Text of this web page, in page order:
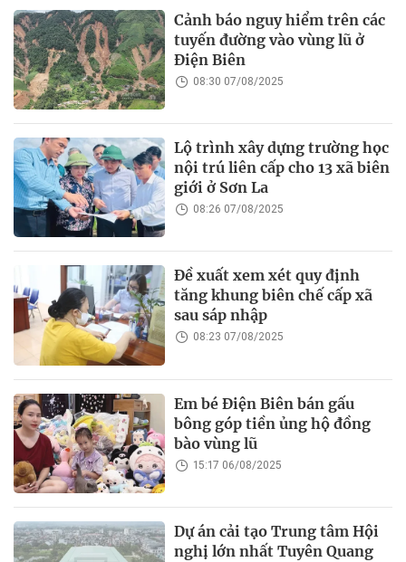
Cảnh báo nguy hiểm trên các
tuyến đường vào vùng lũ ở
Điện Biên
08:30 07/08/2025
Lộ trình xây dựng trường học
nội trú liên cấp cho 13 xã biên
giới ở Sơn La
08:26 07/08/2025
Đề xuất xem xét quy định
tăng khung biên chế cấp xã
sau sáp nhập
08:23 07/08/2025
Em bé Điện Biên bán gấu
bông góp tiền ủng hộ đồng
bào vùng lũ
15:17 06/08/2025
Dự án cải tạo Trung tâm Hội
nghị lớn nhất Tuyên Quang